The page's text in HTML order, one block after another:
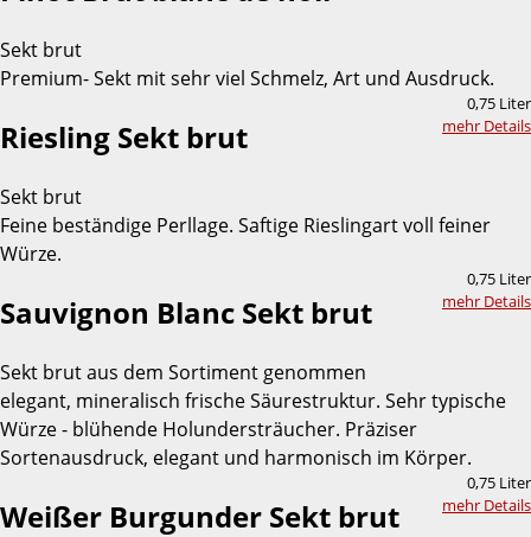
Sekt brut
Premium- Sekt mit sehr viel Schmelz, Art und Ausdruck.
0,75 Liter
mehr Details
Riesling Sekt brut
Sekt brut
Feine beständige Perllage. Saftige Rieslingart voll feiner
Würze.
0,75 Liter
mehr Details
Sauvignon Blanc Sekt brut
Sekt brut aus dem Sortiment genommen
elegant, mineralisch frische Säurestruktur. Sehr typische
Würze - blühende Holundersträucher. Präziser
Sortenausdruck, elegant und harmonisch im Körper.
0,75 Liter
mehr Details
Weißer Burgunder Sekt brut